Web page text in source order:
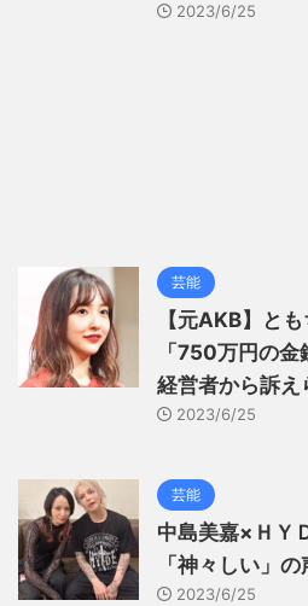
2023/6/25
芸能
【元AKB】と
「750万円の
経営者から訴え
2023/6/25
芸能
中島美嘉×ＨＹ
「神々しい」の
2023/6/25